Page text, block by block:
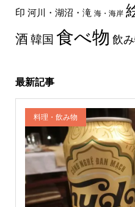
印 河川・湖沼・滝 海・海岸
酒韓国 食べ物 飲
最新記事
料理・飲み物